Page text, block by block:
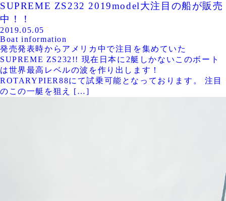
SUPREME ZS232 2019model大注目の船が販売
中！！
2019.05.05
Boat information
発売発表時からアメリカ中で注目を集めていた
SUPREME ZS232!! 現在日本に2艇しかないこのボート
は世界最高レベルの波を作り出します！
ROTARYPIER88にて試乗可能となっております。 注目
のこの一艇を狙え […]